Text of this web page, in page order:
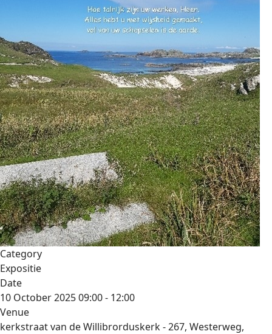
Category
Expositie
Date
10 October 202509:00- 12:00
Venue
kerkstraat van de Willibrorduskerk - 267, Westerweg,